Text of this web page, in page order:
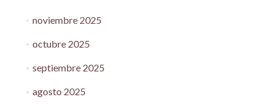
noviembre 2025
octubre 2025
septiembre 2025
agosto 2025